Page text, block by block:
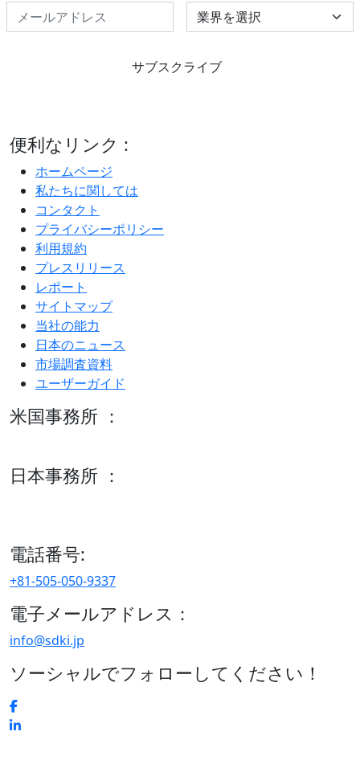
Select Industry
サブスクライブ
便利なリンク :
ホームページ
私たちに関しては
コンタクト
プライバシーポリシー
利用規約
プレスリリース
レポート
サイトマップ
当社の能力
日本のニュース
市場調査資料
ユーザーガイド
米国事務所 ：
日本事務所 ：
電話番号:
+81-505-050-9337
電子メールアドレス：
info@sdki.jp
ソーシャルでフォローしてください！